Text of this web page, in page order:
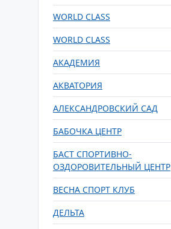
WORLD CLASS
WORLD CLASS
АКАДЕМИЯ
АКВАТОРИЯ
АЛЕКСАНДРОВСКИЙ САД
БАБОЧКА ЦЕНТР
БАСТ СПОРТИВНО-
ОЗДОРОВИТЕЛЬНЫЙ ЦЕНТР
ВЕСНА СПОРТ КЛУБ
ДЕЛЬТА